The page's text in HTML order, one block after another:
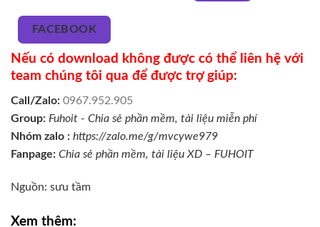
FACEBOOK
Nếu có download không được có thể liên hệ với
team chúng tôi qua để được trợ giúp:
Call/Zalo: 0967.952.905
Group: Fuhoit - Chia sẻ phần mềm, tài liệu miễn phí
Nhóm zalo : https://zalo.me/g/mvcywe979
Fanpage: Chia sẻ phần mềm, tài liệu XD – FUHOIT
Nguồn: sưu tầm
Xem thêm: